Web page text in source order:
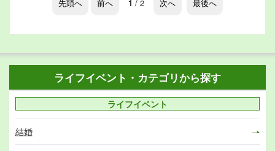
先頭へ 前へ 1 / 2 次へ 最後へ
ライフイベント・カテゴリから探す
ライフイベント
結婚